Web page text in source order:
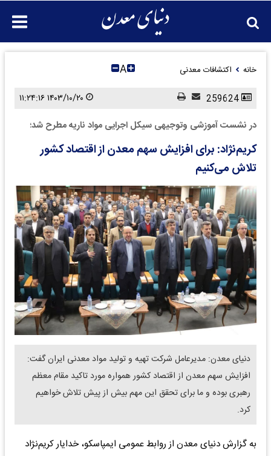
خانه اکتشافات معدنی A
در نشست آموزشی وتوجیهی سیکل اجرایی مواد ناریه مطرح شد؛
کریم‌نژاد: برای افزایش سهم معدن از اقتصاد کشور
تلاش می‌کنیم
دنیای معدن: مدیرعامل شرکت تهیه و تولید مواد معدنی ایران گفت:
افزایش سهم معدن از اقتصاد کشور همواره مورد تاکید مقام معظم
رهبری بوده و ما برای تحقق این مهم بیش از پیش تلاش خواهیم
کرد.
به گزارش دنیای معدن از روابط عمومی ایمپاسکو، خدایار کریم‌نژاد